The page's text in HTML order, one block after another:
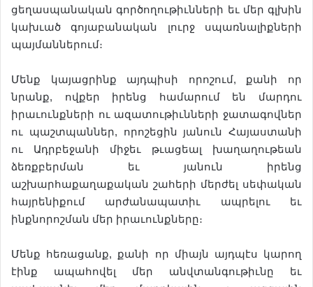
ցեղասպանական գործողութիւնների եւ մեր գլխին
կախւած գոյաբանական լուրջ սպառնալիքների
պայմաններում։
Մենք կայացրինք այդպիսի որոշում, քանի որ
նրանք, ովքեր իրենց համարում են մարդու
իրաւունքների ու ազատութիւնների ջատագովներ
ու պաշտպաններ, որոշեցին յանուն Հայաստանի
ու Ադրբեջանի միջեւ թւացեալ խաղաղութեան
ձեռքբերման եւ յանուն իրենց
աշխարհաքաղաքական շահերի մերժել սեփական
հայրենիքում արժանապատիւ ապրելու եւ
ինքնորոշման մեր իրաւունքները։
Մենք հեռացանք, քանի որ միայն այդպէս կարող
էինք ապահովել մեր անվտանգութիւնը եւ